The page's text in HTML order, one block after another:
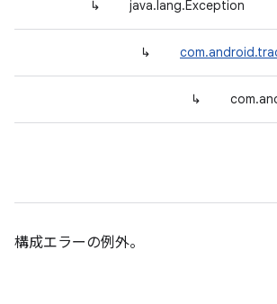
↳ java.lang.Exception
↳
↳
構成エラーの例外。